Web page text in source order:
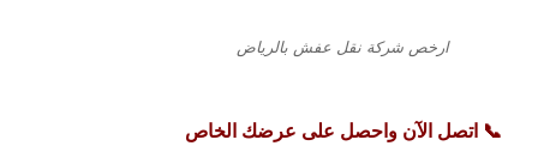
ارخص شركة نقل عفش بالرياض
📞 اتصل الآن واحصل على عرضك الخاص